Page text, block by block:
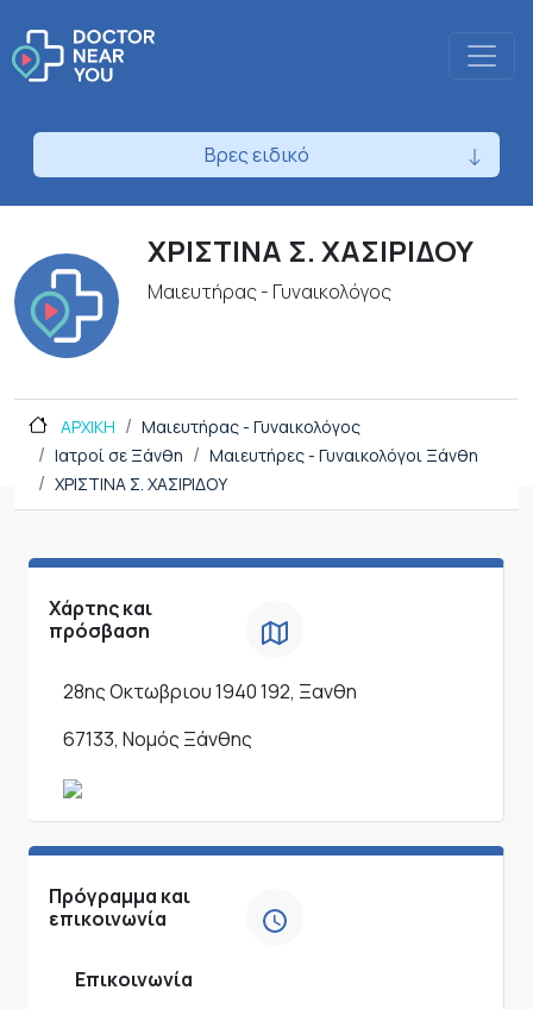
Βρες ειδικό
ΧΡΙΣΤΙΝΑ Σ. ΧΑΣΙΡΙΔΟΥ
Μαιευτήρας - Γυναικολόγος
ΑΡΧΙΚΗ
Μαιευτήρας - Γυναικολόγος
Ιατροί σε Ξάνθη
Μαιευτήρες - Γυναικολόγοι Ξάνθη
ΧΡΙΣΤΙΝΑ Σ. ΧΑΣΙΡΙΔΟΥ
Χάρτης και
πρόσβαση
28ης Οκτωβριου 1940 192, Ξανθη
67133, Νομός Ξάνθης
Πρόγραμμα και
επικοινωνία
Επικοινωνία